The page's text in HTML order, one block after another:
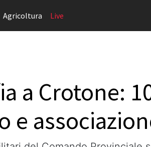
Agricoltura Live
a Crotone:
e